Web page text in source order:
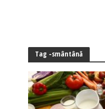
Tag -smântână